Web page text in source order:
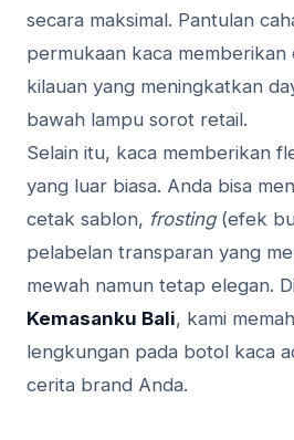
secara maksimal. Pantulan
permukaan kaca memberikan
kilauan yang meningkatkan
bawah lampu sorot retail.
Selain itu, kaca memberikan
yang luar biasa. Anda bisa
cetak sablon, frosting(efek
pelabelan transparan yang
mewah namun tetap elegan.
Kemasanku Bali, kami
lengkungan pada botol kaca
cerita brand Anda.